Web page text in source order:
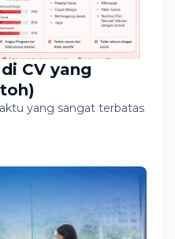
CV yang
yang sangat terbatas